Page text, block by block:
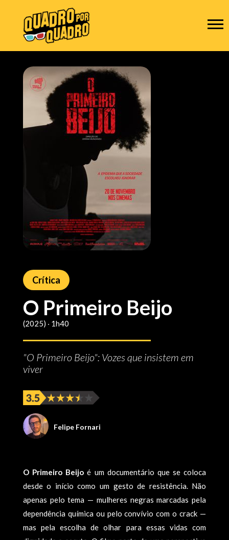
Crítica
O Primeiro Beijo
(2025) ‧ 1h40
"O Primeiro Beijo": Vozes que insistem em
viver
Felipe Fornari
O Primeiro Beijo é um documentário que se coloca
desde o início como um gesto de resistência. Não
apenas pelo tema — mulheres negras marcadas pela
dependência química ou pelo convívio com o crack —
mas pela escolha de olhar para essas vidas com